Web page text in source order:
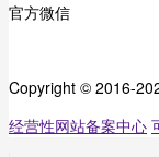
官方微信
Copyright © 2016-
经营性网站备案中心